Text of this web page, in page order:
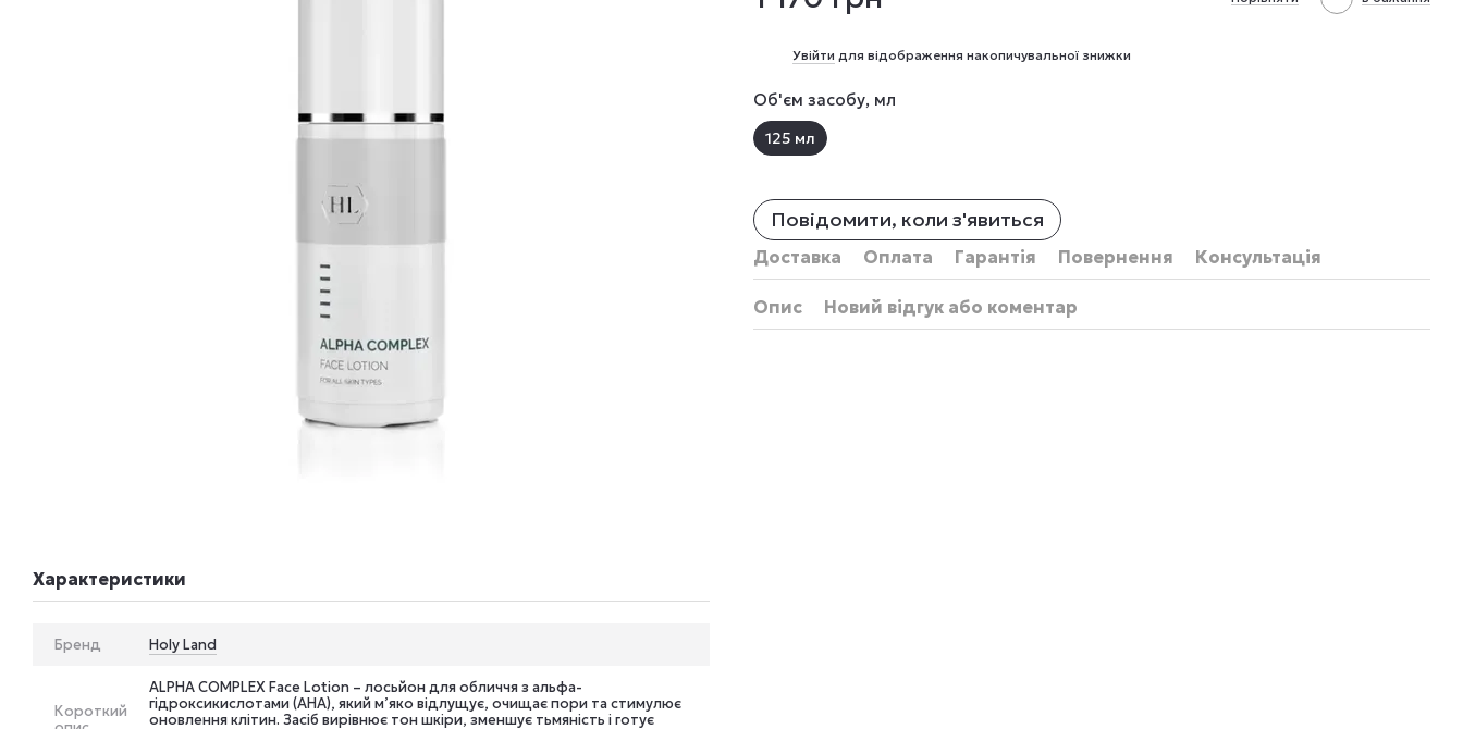
Характеристики
Бренд Holy Land
Короткий
ALPHA COMPLEX Face Lotion – лосьйон для обличчя з альфа-
гідроксикислотами (АНА), який м’яко відлущує, очищає пори та стимулює
оновлення клітин. Засіб вирівнює тон шкіри, зменшує тьмяність і готує
Увійти для відображення накопичувальної знижки
Об'єм засобу, мл
125 мл
Повідомити, коли з'явиться
Доставка Оплата Гарантія Повернення Консультація
Опис Новий відгук або коментар